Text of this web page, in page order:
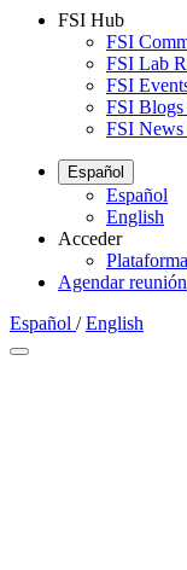
FSI Hub
FSI
FSI Lab
FSI
FSI Blogs
FSI News
Español
Español
English
Acceder
Agendar reunión
Español / English